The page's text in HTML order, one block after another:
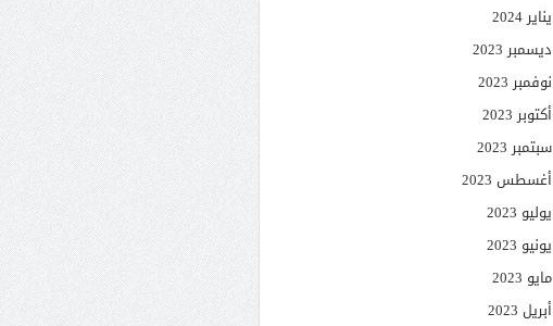
يناير 2024
ديسمبر 2023
نوفمبر 2023
أكتوبر 2023
سبتمبر 2023
أغسطس 2023
يوليو 2023
يونيو 2023
مايو 2023
أبريل 2023